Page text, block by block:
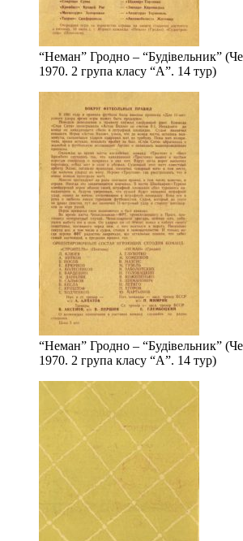
“Неман” Гродно – “Будівельник”
1970. 2 група класу “А”. 14 тур)
“Неман” Гродно – “Будівельник”
1970. 2 група класу “А”. 14 тур)